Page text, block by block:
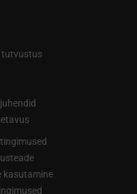
tutvustus
kasutamine